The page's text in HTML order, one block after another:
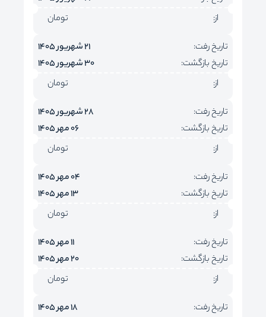
از:
تومان
تاریخ رفت:
21 شهریور 1405
تاریخ بازگشت:
30 شهریور 1405
از:
تومان
تاریخ رفت:
28 شهریور 1405
تاریخ بازگشت:
06 مهر 1405
از:
تومان
تاریخ رفت:
04 مهر 1405
تاریخ بازگشت:
13 مهر 1405
از:
تومان
تاریخ رفت:
11 مهر 1405
تاریخ بازگشت:
20 مهر 1405
از:
تومان
تاریخ رفت:
18 مهر 1405